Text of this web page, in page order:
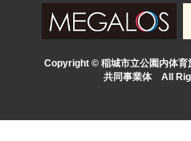
Copyright © 稲城市立公園内体育
共同事業体 All